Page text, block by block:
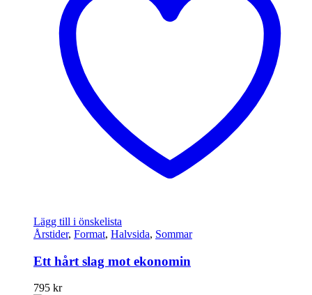
Lägg till i önskelista
Årstider, Format, Halvsida, Sommar
Ett hårt slag mot ekonomin
795 kr